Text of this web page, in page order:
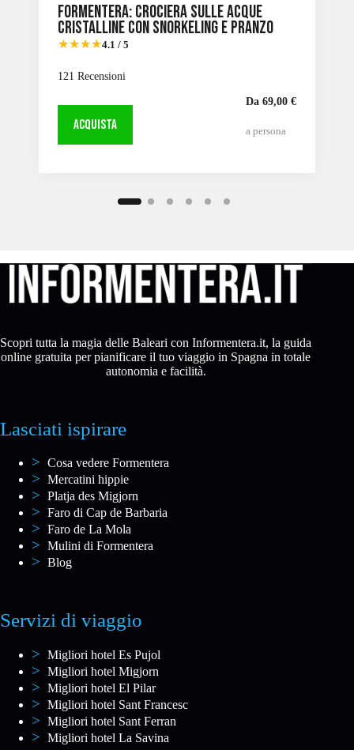
Formentera: Crociera sulle acque
cristalline con snorkeling e pranzo
★★★★4.1 / 5
121 Recensioni
ACQUISTA
Da 69,00 €
a persona
Scopri tutta la magia delle Baleari con Informentera.it, la guida
online gratuita per pianificare il tuo viaggio in Spagna in totale
autonomia e facilità.
Lasciati ispirare
Cosa vedere Formentera
Mercatini hippie
Platja des Migjorn
Faro di Cap de Barbaria
Faro de La Mola
Mulini di Formentera
Blog
Servizi di viaggio
Migliori hotel Es Pujol
Migliori hotel Migjorn
Migliori hotel El Pilar
Migliori hotel Sant Francesc
Migliori hotel Sant Ferran
Migliori hotel La Savina